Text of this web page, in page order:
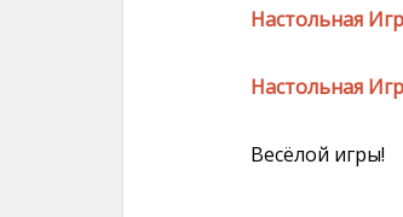
Настольная
Настольная
Весёлой игры!